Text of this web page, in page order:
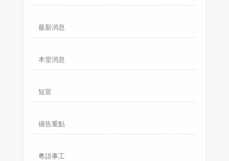
最新消息
本堂消息
短宣
禱告重點
粵語事工